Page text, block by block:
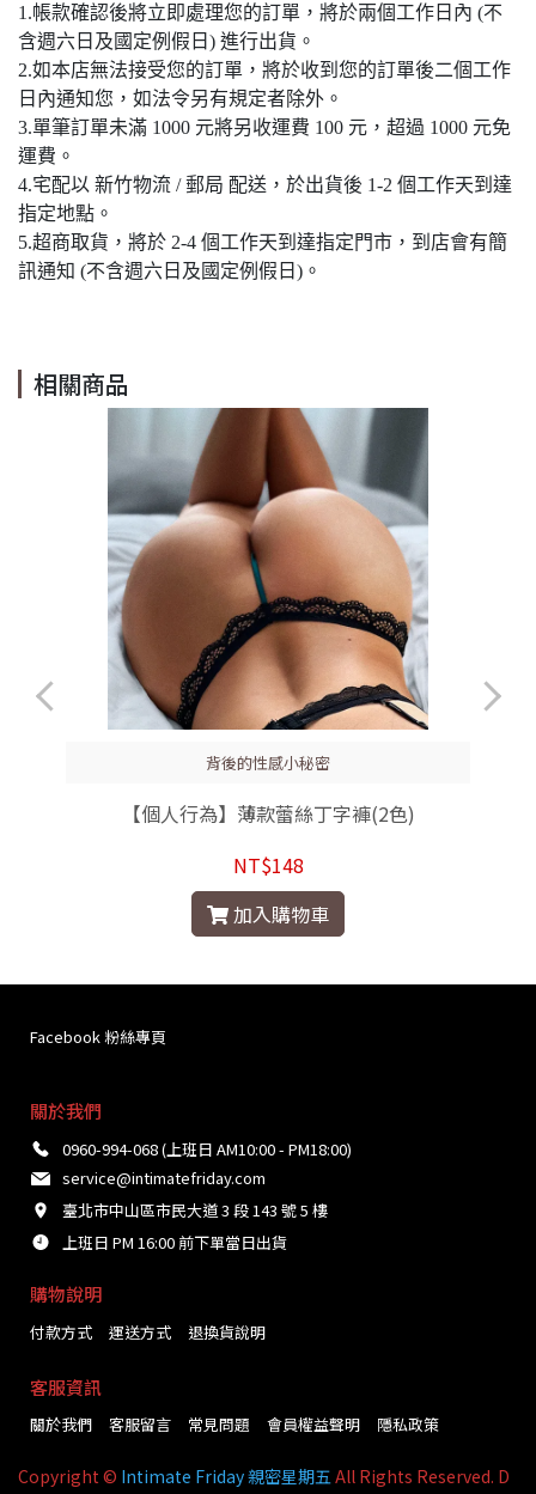
1.帳款確認後將立即處理您的訂單，將於兩個工作日內 (不
含週六日及國定例假日) 進行出貨。
2.如本店無法接受您的訂單，將於收到您的訂單後二個工作
日內通知您，如法令另有規定者除外。
3.單筆訂單未滿 1000 元將另收運費 100 元，超過 1000 元免
運費。
4.宅配以 新竹物流 / 郵局 配送，於出貨後 1-2 個工作天到達
指定地點。
5.超商取貨，將於 2-4 個工作天到達指定門市，到店會有簡
訊通知 (不含週六日及國定例假日)。
相關商品
背後的性感小秘密
【個人行為】薄款蕾絲丁字褲(2色)
NT$148
加入購物車
關於我們
0960-994-068 (上班日 AM10:00 - PM18:00)
service@intimatefriday.com
臺北市中山區市民大道 3 段 143 號 5 樓
上班日 PM 16:00 前下單當日出貨
購物說明
付款方式 運送方式 退換貨說明
客服資訊
關於我們 客服留言 常見問題 會員權益聲明 隱私政策
Facebook 粉絲專頁
Copyright © Intimate Friday 親密星期五All Rights Reserved. D